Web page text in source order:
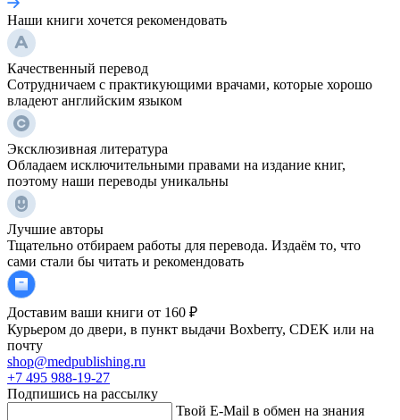
Наши книги хочется рекомендовать
Качественный перевод
Сотрудничаем с практикующими врачами, которые хорошо
владеют английским языком
Эксклюзивная литература
Обладаем исключительными правами на издание книг,
поэтому наши переводы уникальны
Лучшие авторы
Тщательно отбираем работы для перевода. Издаём то, что
сами стали бы читать и рекомендовать
Доставим ваши книги от 160 ₽
Курьером до двери, в пункт выдачи Boxberry, CDEK или на
почту
shop@medpublishing.ru
+7 495 988-19-27
Подпишись на рассылку
Твой E-Mail в обмен на знания